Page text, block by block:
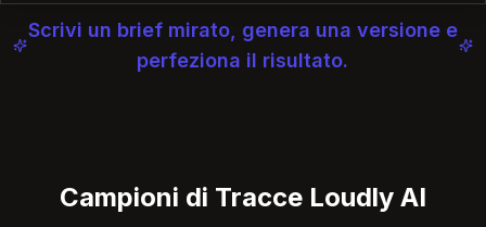
Scrivi un brief mirato, genera una versione e
perfeziona il risultato.
Campioni di Tracce Loudly AI